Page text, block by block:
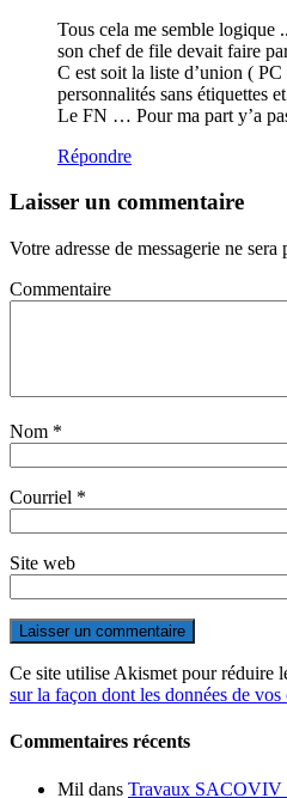
Tous cela me semble logique
son chef de file devait faire
C est soit la liste d’union (
personnalités sans étiquettes
Le FN … Pour ma part y’a
Répondre
Laisser un commentaire
Votre adresse de messagerie ne sera
Commentaire
Nom *
Courriel *
Site web
Ce site utilise Akismet pour réduire
sur la façon dont les données de
Commentaires récents
Mil dans Travaux SACOVIV